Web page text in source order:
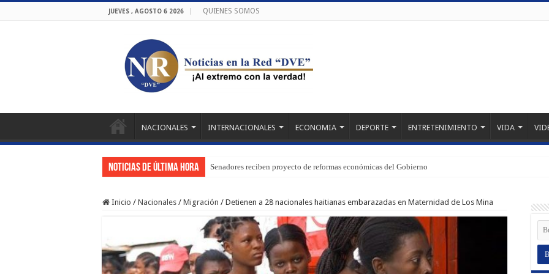
JUEVES , AGOSTO 6 2026 QUIENES SOMOS
NACIONALES INTERNACIONALES ECONOMIA DEPORTE ENTRETENIMIENTO VIDA
Noticias de última hora Senadores reciben proyecto de reformas económicas del Gobierno
Inicio / Nacionales / Migración / Detienen a 28 nacionales haitianas embarazadas en Maternidad de Los Mina